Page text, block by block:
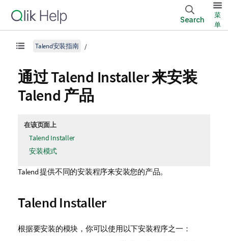
Search
菜
单
Talend安装指南
通过Talend Installer来安装
Talend 产品
在该页面上
Talend Installer
安装模式
Talend提供不同的安装程序来安装您的产品。
Talend Installer
根据要安装的模块，你可以使用以下安装程序之一：